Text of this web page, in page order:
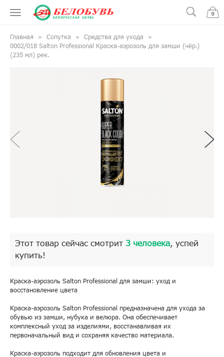
0
Главная Сопутка
Средства для ухода
0002/018 Salton Professional Краска-аэрозоль для замши (чёр.)
(235 мл) рек.
Этот товар сейчас смотрит 3 человека, успей
купить!
Краска-аэрозоль Salton Professional для замши: уход и
восстановление цвета
Краска-аэрозоль Salton Professional предназначена для ухода за
обувью из замши, нубука и велюра. Она обеспечивает
комплексный уход за изделиями, восстанавливая их
первоначальный вид и сохраняя качество материала.
Краска-аэрозоль подходит для обновления цвета и